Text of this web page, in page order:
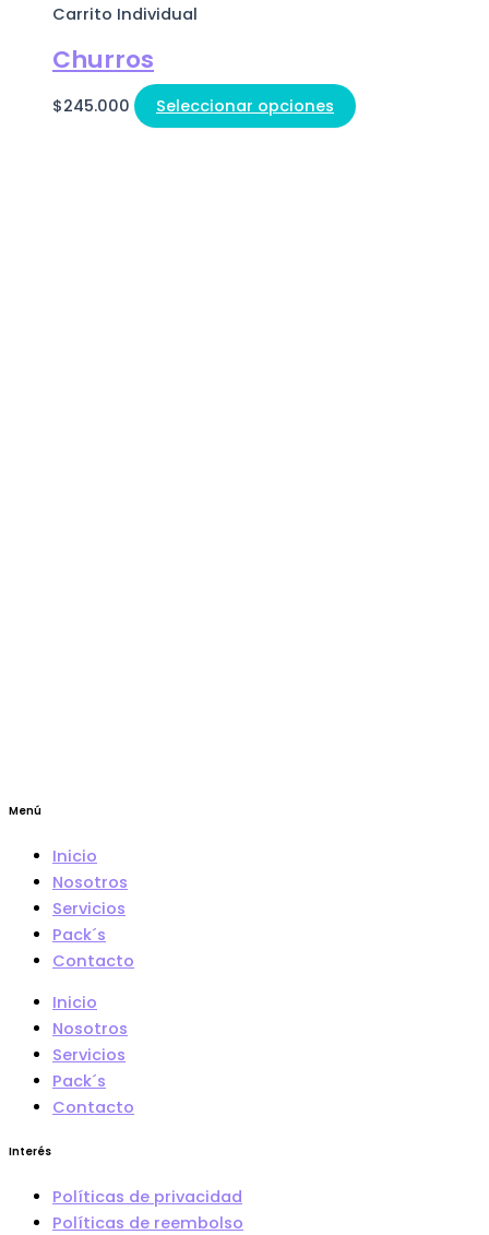
Carrito Individual
Churros
$245.000 Seleccionar opciones
Menú
Inicio
Nosotros
Servicios
Pack´s
Contacto
Inicio
Nosotros
Servicios
Pack´s
Contacto
Interés
Políticas de privacidad
Políticas de reembolso